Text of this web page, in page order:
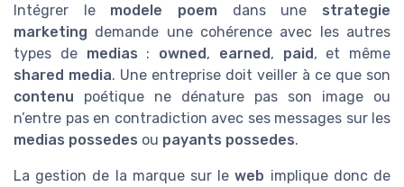
Intégrer le modele poem dans une strategie
marketing demande une cohérence avec les autres
types de medias : owned, earned, paid, et même
shared media. Une entreprise doit veiller à ce que son
contenu poétique ne dénature pas son image ou
n’entre pas en contradiction avec ses messages sur les
medias possedes ou payants possedes.
La gestion de la marque sur leweb implique donc de